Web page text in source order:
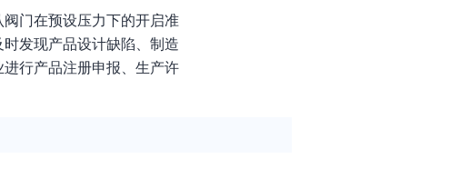
门在预设压力下的开启准
发现产品设计缺陷、制造
行产品注册申报、生产许